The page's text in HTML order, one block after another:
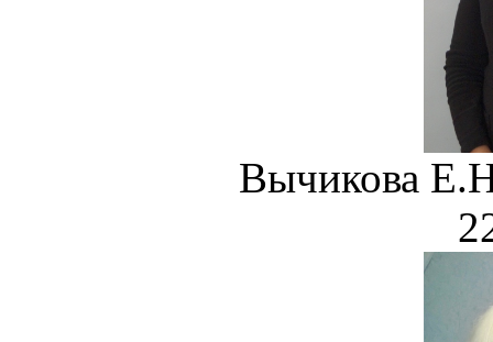
Вычикова